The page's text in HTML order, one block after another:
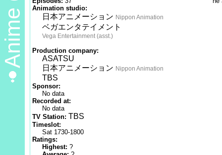
Animation studio:
日本アニメーション Nippon Animation
ベガエンタテイメント
Vega Entertainment (asst.)
Production company:
ASATSU
日本アニメーション Nippon Animation
TBS
Sponsor:
No data
Recorded at:
No data
TV Station: TBS
Timeslot:
Sat 1730-1800
Ratings:
Highest: ?